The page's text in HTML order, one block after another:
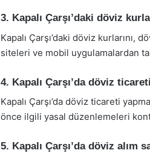
3. Kapalı Çarşı’daki döviz
Kapalı Çarşı’daki döviz
siteleri ve mobil uygulamalardan
4. Kapalı Çarşı’da döviz
Kapalı Çarşı’da döviz ticareti
önce ilgili yasal düzenlemeleri
5. Kapalı Çarşı’da döviz alım